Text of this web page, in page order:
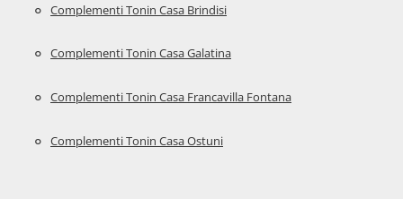
Complementi Tonin Casa Brindisi
Complementi Tonin Casa Galatina
Complementi Tonin Casa Francavilla Fontana
Complementi Tonin Casa Ostuni